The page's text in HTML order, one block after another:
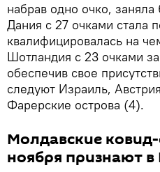
набрав одно очко,
Дания с 27 очками стала
квалифицировалась на
Шотландия с 23 очками
обеспечив свое
следуют Израиль,
Фарерские острова (4).
Молдавские
ноября признают в